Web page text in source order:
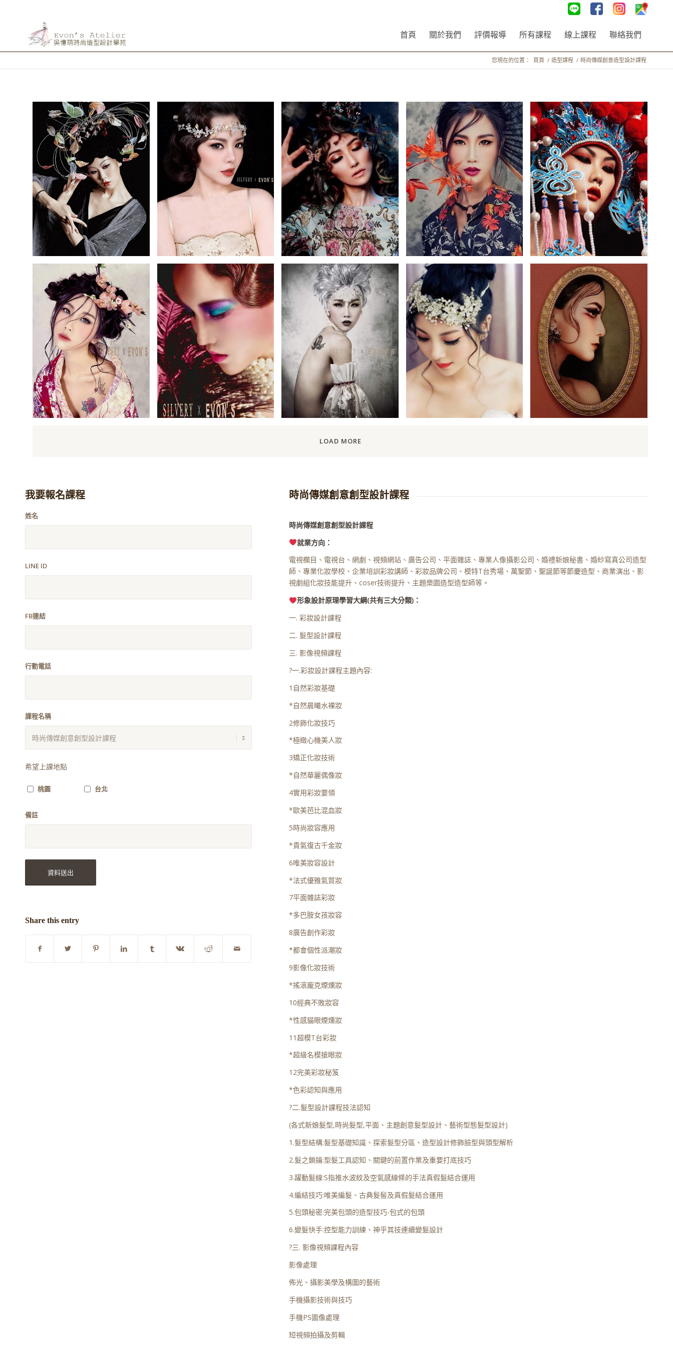
首頁 關於我們 評價報導 所有課程 線上課程 聯絡我們
您現在的位置： 首頁 / 造型課程 / 時尚傳媒創意造型設計課程
LOAD MORE
我要報名課程
姓名
LINE ID
FB連結
行動電話
課程名稱
希望上課地點
桃園 台北
備註
Share this entry
時尚傳媒創意創型設計課程
時尚傳媒創意創型設計課程
就業方向：
電視欄目、電視台、網劇、視頻網站、廣告公司、平面雜誌、專業人像攝影公司、婚禮新娘秘書、婚紗寫真公司造型
師、專業化妝學校、企業培訓彩妝講師、彩妝品牌公司、模特T台秀場、萬聖節、聖誕節等節慶造型、商業演出、影
視劇組化妝技能提升、coser技術提升、主題樂園造型造型師等。
形象設計原理學習大綱(共有三大分類) ：
一. 彩妝設計課程
二. 髮型設計課程
三. 影像視頻課程
?一.彩妝設計課程主題內容:
1自然彩妝基礎
*自然晨曦水裸妝
2修飾化妝技巧
*極緻心機美人妝
3矯正化妝技術
*自然華麗偶像妝
4實用彩妝要領
*歐美芭比混血妝
5時尚妝容應用
*貴氣復古千金妝
6唯美妝容設計
*法式優雅氣質妝
7平面雜誌彩妝
*多巴胺女孩妝容
8廣告創作彩妝
*都會個性派潮妝
9影像化妝技術
*搖滾龐克煙燻妝
10經典不敗妝容
*性感貓眼煙燻妝
11超模T台彩妝
*超級名模搶眼妝
12完美彩妝秘笈
*色彩認知與應用
?二.髮型設計課程技法認知
(各式新娘髮型,時尚髮型,平面、主題創意髮型設計、藝術型態髮型設計)
1.髮型結構:髮型基礎知識、探索髮型分區、造型設計修飾臉型與頭型解析
2.髮之鎖鑰:型髮工具認知、關鍵的前置作業及重要打底技巧
3.躍動髮線:S指推水波紋及空氣感線條的手法真假髮結合運用
4.編結技巧:唯美編髮、古典髮髻及真假髮結合運用
5.包頭秘密:完美包頭的造型技巧-包式的包頭
6.變髮快手:控型能力訓練、神乎其技連續變髮設計
?三. 影像視頻課程內容
影像處理
佈光、攝影美學及構圖的藝術
手機攝影技術與技巧
手機PS圖像處理
短視頻拍攝及剪輯